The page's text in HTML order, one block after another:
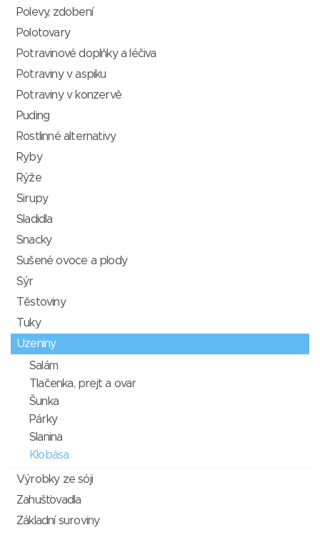
Polevy, zdobení
Polotovary
Potravinové doplňky a léčiva
Potraviny v aspiku
Potraviny v konzervě
Puding
Rostlinné alternativy
Ryby
Rýže
Sirupy
Sladidla
Snacky
Sušené ovoce a plody
Sýr
Těstoviny
Tuky
Uzeniny
Salám
Tlačenka, prejt a ovar
Šunka
Párky
Slanina
Klobása
Výrobky ze sóji
Zahušťovadla
Základní suroviny